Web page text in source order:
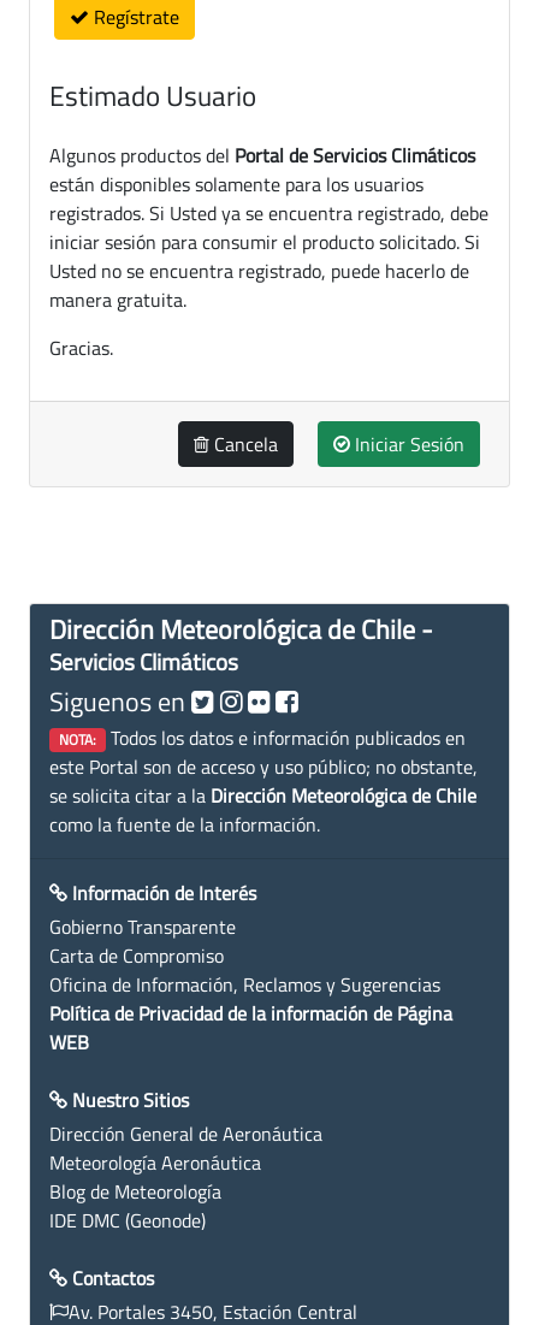
Regístrate
Estimado Usuario
Algunos productos del Portal de Servicios Climáticos
están disponibles solamente para los usuarios
registrados. Si Usted ya se encuentra registrado, debe
iniciar sesión para consumir el producto solicitado. Si
Usted no se encuentra registrado, puede hacerlo de
manera gratuita.
Gracias.
Cancela Iniciar Sesión
Dirección Meteorológica de Chile -
Servicios Climáticos
Siguenos en
NOTA: Todos los datos e información publicados en
este Portal son de acceso y uso público; no obstante,
se solicita citar a la Dirección Meteorológica de Chile
como la fuente de la información.
Información de Interés
Gobierno Transparente
Carta de Compromiso
Oficina de Información, Reclamos y Sugerencias
Política de Privacidad de la información de Página
WEB
Nuestro Sitios
Dirección General de Aeronáutica
Meteorología Aeronáutica
Blog de Meteorología
IDE DMC (Geonode)
Contactos
Av. Portales 3450, Estación Central